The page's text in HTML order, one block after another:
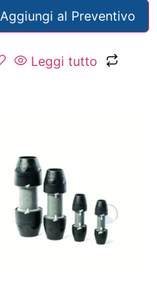
Aggiungi al Preventivo
Leggi tutto